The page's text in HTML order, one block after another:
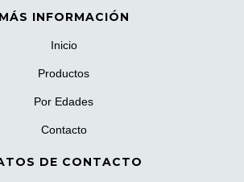
MÁS INFORMACIÓN
Inicio
Productos
Por Edades
Contacto
DE CONTACTO